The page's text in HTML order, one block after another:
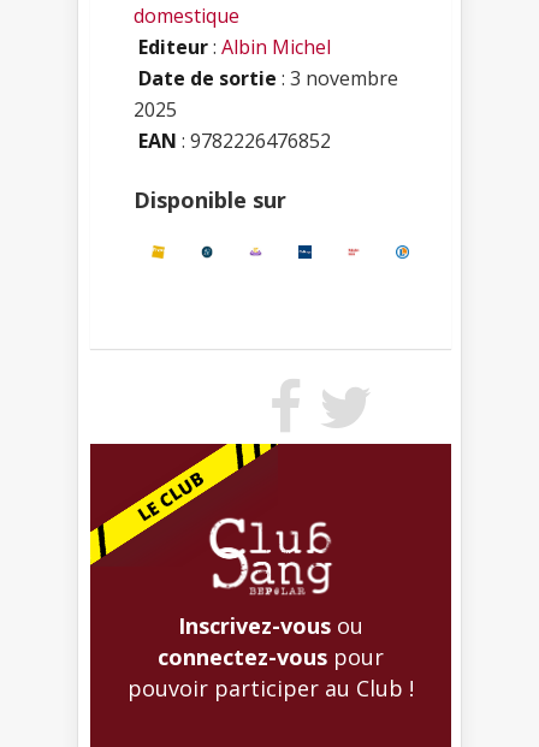
domestique
Editeur: Albin Michel
Date de sortie : 3 novembre
2025
EAN : 9782226476852
Disponible sur
Inscrivez-vous ou
connectez-vous pour
pouvoir participer au Club !